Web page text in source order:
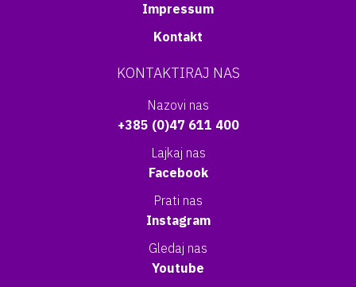
Impressum
Kontakt
KONTAKTIRAJ NAS
Nazovi nas
+385 (0)47 611 400
Lajkaj nas
Facebook
Prati nas
Instagram
Gledaj nas
Youtube